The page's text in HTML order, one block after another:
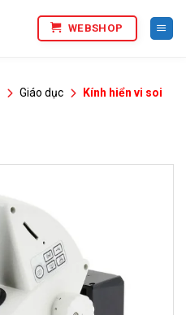
WEBSHOP
Giáo dục
Kính hiển vi soi